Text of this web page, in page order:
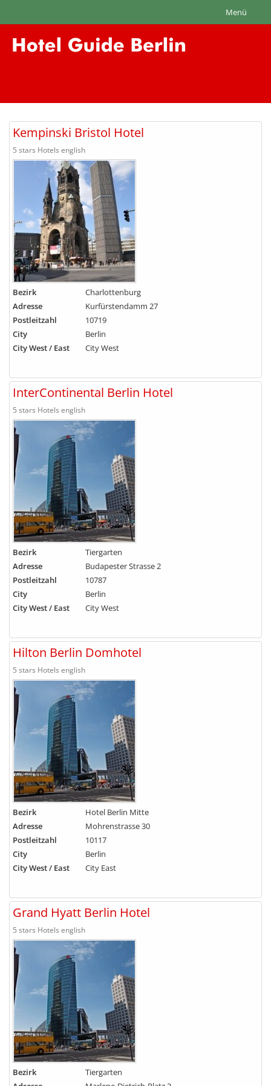
Menü
Kempinski Bristol Hotel
5 stars Hotels english
Bezirk
Charlottenburg
Adresse
Kurfürstendamm 27
Postleitzahl
10719
City
Berlin
City West / East
City West
InterContinental Berlin Hotel
5 stars Hotels english
Bezirk
Tiergarten
Adresse
Budapester Strasse 2
Postleitzahl
10787
City
Berlin
City West / East
City West
Hilton Berlin Domhotel
5 stars Hotels english
Bezirk
Hotel Berlin Mitte
Adresse
Mohrenstrasse 30
Postleitzahl
10117
City
Berlin
City West / East
City East
Grand Hyatt Berlin Hotel
5 stars Hotels english
Bezirk
Tiergarten